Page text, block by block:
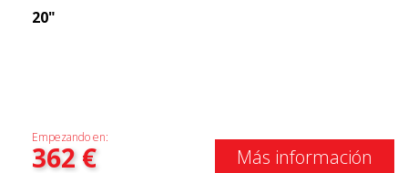
20"
Empezando en:
362€ Más información